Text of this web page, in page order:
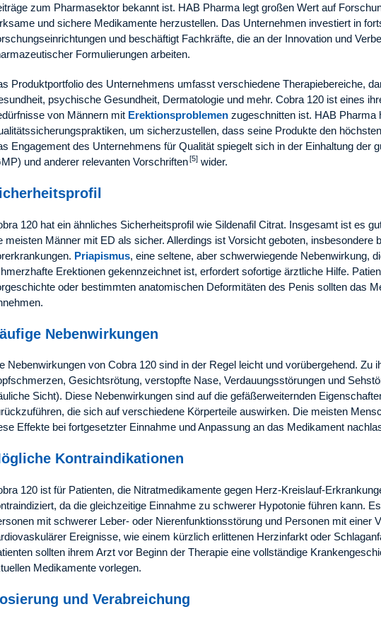
zum Pharmasektor bekannt ist. HAB Pharma legt großen Wert auf
und sichere Medikamente herzustellen. Das Unternehmen investiert in
und beschäftigt Fachkräfte, die an der Innovation und
Formulierungen arbeiten.
Produktportfolio des Unternehmens umfasst verschiedene Therapiebereiche,
psychische Gesundheit, Dermatologie und mehr. Cobra 120 ist eines
von Männern mit Erektionsproblemen zugeschnitten ist. HAB Pharma
um sicherzustellen, dass seine Produkte den
Engagement des Unternehmens für Qualität spiegelt sich in der Einhaltung der
und anderer relevanten Vorschriften[5] wider.
120 hat ein ähnliches Sicherheitsprofil wie Sildenafil Citrat. Insgesamt ist es
meisten Männer mit ED als sicher. Allerdings ist Vorsicht geboten, insbesondere
Priapismus, eine seltene, aber schwerwiegende Nebenwirkung,
Erektionen gekennzeichnet ist, erfordert sofortige ärztliche Hilfe.
oder bestimmten anatomischen Deformitäten des Penis sollten das
Nebenwirkungen
Nebenwirkungen von Cobra 120 sind in der Regel leicht und vorübergehend. Zu
Gesichtsrötung, verstopfte Nase, Verdauungsstörungen und
Sicht). Diese Nebenwirkungen sind auf die gefäßerweiternden
die sich auf verschiedene Körperteile auswirken. Die meisten
Effekte bei fortgesetzter Einnahme und Anpassung an das Medikament
Kontraindikationen
120 ist für Patienten, die Nitratmedikamente gegen Herz-Kreislauf-
da die gleichzeitige Einnahme zu schwerer Hypotonie führen kann.
mit schwerer Leber- oder Nierenfunktionsstörung und Personen mit einer
Ereignisse, wie einem kürzlich erlittenen Herzinfarkt oder
sollten ihrem Arzt vor Beginn der Therapie eine vollständige
Medikamente vorlegen.
und Verabreichung